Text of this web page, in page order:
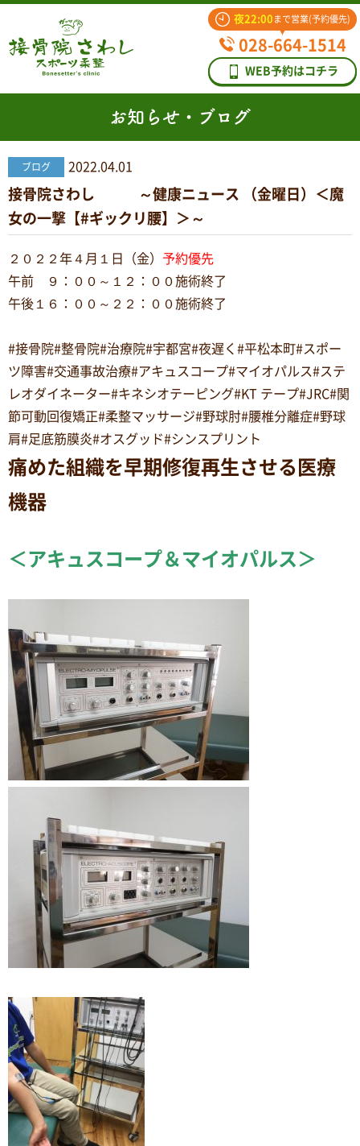
夜22:00 まで営業(予約優先)
028-664-1514
WEB予約はコチラ
お知らせ・ブログ
ブログ 2022.04.01
接骨院さわし ～健康ニュース （金曜日）＜魔
女の一撃【#ギックリ腰】＞～
２０２２年４月１日（金） 予約優先
午前 ９：００～１２：００施術終了
午後１６：００～２２：００施術終了
#接骨院#整骨院#治療院#宇都宮#夜遅く#平松本町#スポー
ツ障害#交通事故治療#アキュスコープ#マイオパルス#ステ
レオダイネーター#キネシオテーピング#KT テープ#JRC#関
節可動回復矯正#柔整マッサージ#野球肘#腰椎分離症#野球
肩#足底筋膜炎#オスグッド#シンスプリント
痛めた組織を早期修復再生させる医療
機器
＜アキュスコープ＆マイオパルス＞